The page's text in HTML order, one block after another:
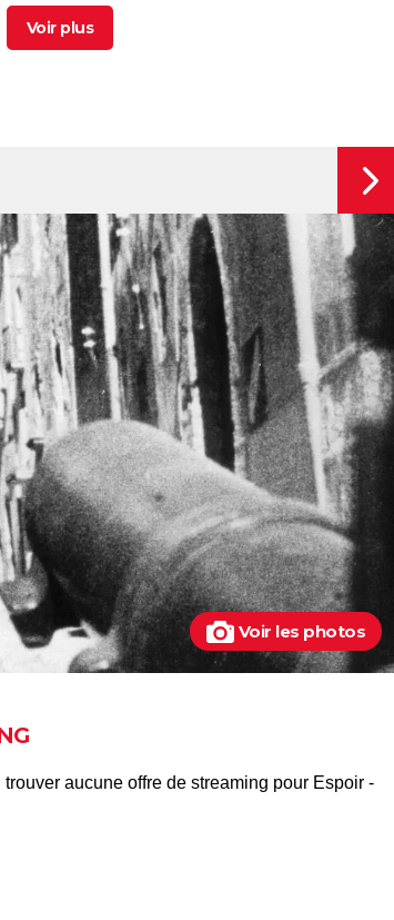
L'Etranger : que vaut l'adaptation du
roman d'Albert Camus par François
Ozon ? L'avis des critiques
t-
ne l'a
Borgo : intrigue, histoire vraie, casting,
avis... Les infos sur le film
Titanic : "ça a été un cauchemar à
tourner", Kate Winslet a un mauvais
souvenir de cette scène devenue
culte
La Haine
Les Passagers de la nuit
Rocky
le
qu'en
The Whale
Nomadland : synopsis, casting,
Voir les photos